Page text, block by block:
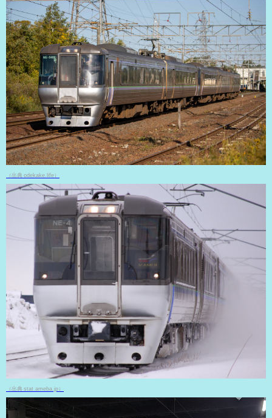
（出典 odekake.life）
（出典 stat.ameba.jp）